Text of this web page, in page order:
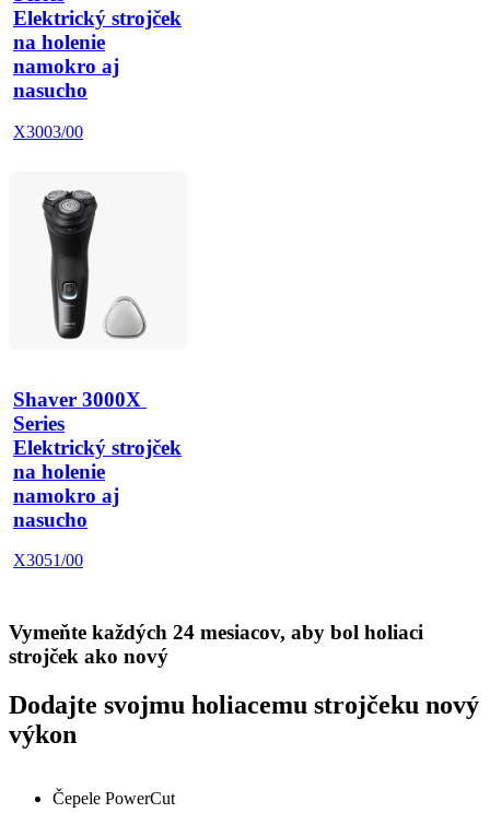
Elektrický strojček
na holenie
namokro aj
nasucho
X3003/00
Shaver 3000X
Series
Elektrický strojček
na holenie
namokro aj
nasucho
X3051/00
Vymeňte každých 24 mesiacov, aby bol holiaci
strojček ako nový
Dodajte svojmu holiacemu strojčeku nový
výkon
Čepele PowerCut